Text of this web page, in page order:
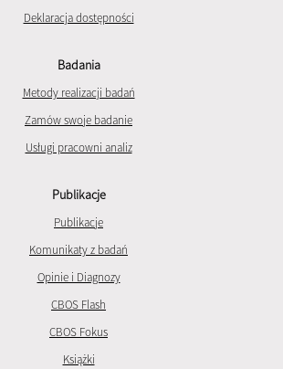
Deklaracja dostępności
Badania
Metody realizacji badań
Zamów swoje badanie
Usługi pracowni analiz
Publikacje
Publikacje
Komunikaty z badań
Opinie i Diagnozy
CBOS Flash
CBOS Fokus
Książki